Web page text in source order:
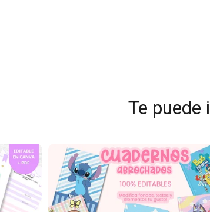
Te puede